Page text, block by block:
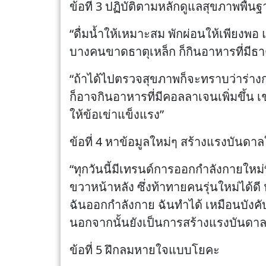
ข้อที่ 3 ปฏิบัติตามหลักดูแลสุขภาพพื้นฐ
“ดื่มน้ำให้เหมาะสม พักผ่อนให้เพียงพ
บางคนขาดธาตุเหล็ก ก็กินอาหารที่มีธ
“ถ้าได้ไปตรวจสุขภาพก็จะทราบว่าร่า
ก็อาจกินอาหารที่มีคอลลาเจนเพิ่มขึ้น
ให้ข้อเข่าแข็งแรง”
ข้อที่ 4 หาข้อมูลใหม่ๆ สร้างแรงบันดา
“ทุกวันนี้มีเทรนด์การออกกำลังกายใ
ขวาหน้าหลัง ซึ่งท้าทายคนรุ่นใหม่ได้ดี
ฉันออกกำลังกาย ฉันทำได้ เหมือนบังคั
นอกจากนั้นยังเป็นการสร้างแรงบันดา
ข้อที่ 5 ฝึกลมหายใจแบบโยคะ